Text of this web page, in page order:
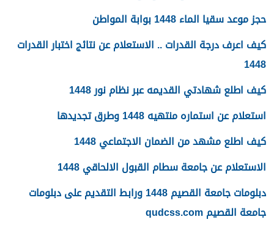
حجز موعد سقيا الماء 1448 بوابة المواطن
كيف اعرف درجة القدرات .. الاستعلام عن نتائج اختبار القدرات
1448
كيف اطلع شهادتي القديمه عبر نظام نور 1448
استعلام عن استماره منتهيه 1448 وطرق تجديدها
كيف اطلع مشهد من الضمان الاجتماعي 1448
الاستعلام عن جامعة سطام القبول الالحاقي 1448
دبلومات جامعة القصيم 1448 ورابط التقديم على دبلومات
جامعة القصيم qudcss.com